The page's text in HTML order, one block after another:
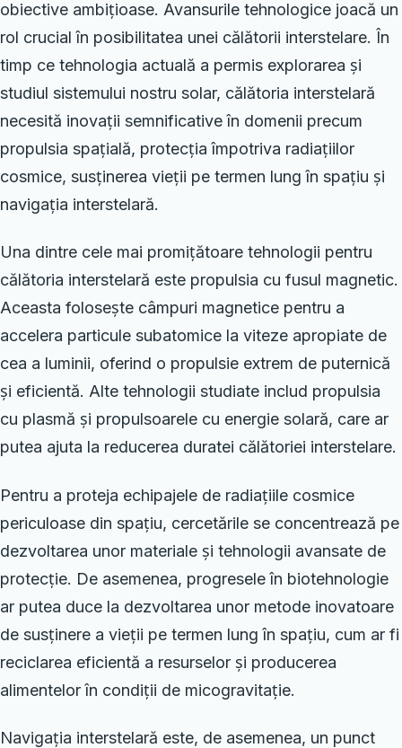
obiective ambițioase. Avansurile tehnologice joacă un
rol crucial în posibilitatea unei călătorii interstelare. În
timp ce tehnologia actuală a permis explorarea și
studiul sistemului nostru solar, călătoria interstelară
necesită inovații semnificative în domenii precum
propulsia spațială, protecția împotriva radiațiilor
cosmice, susținerea vieții pe termen lung în spațiu și
navigația interstelară.
Una dintre cele mai promițătoare tehnologii pentru
călătoria interstelară este propulsia cu fusul magnetic.
Aceasta folosește câmpuri magnetice pentru a
accelera particule subatomice la viteze apropiate de
cea a luminii, oferind o propulsie extrem de puternică
și eficientă. Alte tehnologii studiate includ propulsia
cu plasmă și propulsoarele cu energie solară, care ar
putea ajuta la reducerea duratei călătoriei interstelare.
Pentru a proteja echipajele de radiațiile cosmice
periculoase din spațiu, cercetările se concentrează pe
dezvoltarea unor materiale și tehnologii avansate de
protecție. De asemenea, progresele în biotehnologie
ar putea duce la dezvoltarea unor metode inovatoare
de susținere a vieții pe termen lung în spațiu, cum ar fi
reciclarea eficientă a resurselor și producerea
alimentelor în condiții de micogravitație.
Navigația interstelară este, de asemenea, un punct